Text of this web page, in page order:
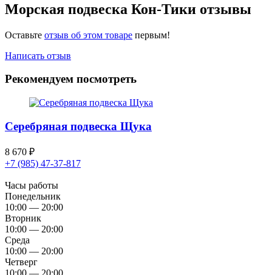
Морская подвеска Кон-Тики отзывы
Оставьте отзыв об этом товаре первым!
Написать отзыв
Рекомендуем посмотреть
Серебряная подвеска Щука
8 670 ₽
+7 (985) 47-37-817
Часы работы
Понедельник
10:00 — 20:00
Вторник
10:00 — 20:00
Среда
10:00 — 20:00
Четверг
10:00 — 20:00